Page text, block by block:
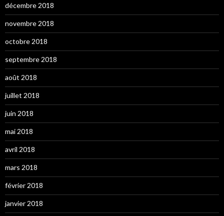
décembre 2018
novembre 2018
octobre 2018
septembre 2018
août 2018
juillet 2018
juin 2018
mai 2018
avril 2018
mars 2018
février 2018
janvier 2018